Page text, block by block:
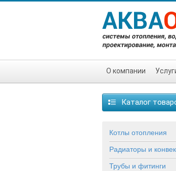
О компании
Каталог
Котлы отопления
Радиаторы и
Трубы и фитинги